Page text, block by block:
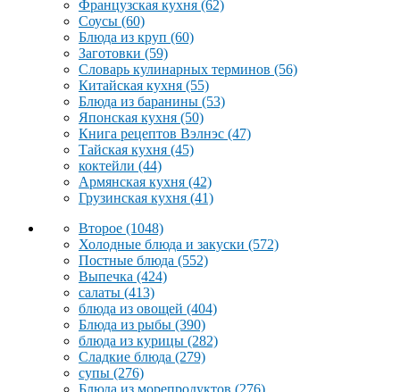
Французская кухня (62)
Соусы (60)
Блюда из круп (60)
Заготовки (59)
Словарь кулинарных терминов (56)
Китайская кухня (55)
Блюда из баранины (53)
Японская кухня (50)
Книга рецептов Вэлнэс (47)
Тайская кухня (45)
коктейли (44)
Армянская кухня (42)
Грузинская кухня (41)
Второе (1048)
Холодные блюда и закуски (572)
Постные блюда (552)
Выпечка (424)
салаты (413)
блюда из овощей (404)
Блюда из рыбы (390)
блюда из курицы (282)
Сладкие блюда (279)
супы (276)
Блюда из морепродуктов (276)